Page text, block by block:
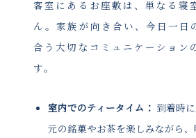
客室にあるお座敷は、単なる寝
ん。家族が向き合い、今日一日
合う大切なコミュニケーション
す。
室内でのティータイム： 到着時
元の銘菓やお茶を楽しみながら